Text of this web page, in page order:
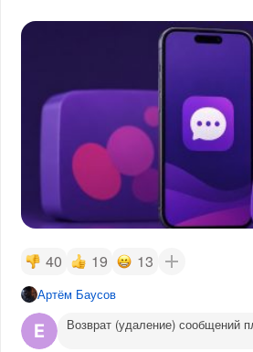
40 19 13
Артём Баусов
Возврат (удаление) сообщений